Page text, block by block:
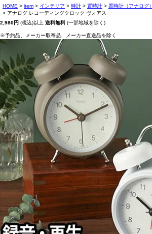
HOME item インテリア 時計 置時計
置時計（アナログ）
アナログ レコーディングクロック ヴォアス
2,980円 (税込)以上 送料無料 (一部地域を除く)
※予約品、メーカー取寄品、メーカー直送品を除く